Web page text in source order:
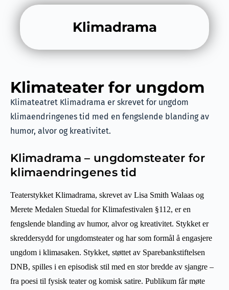
Klimadrama
Klimateater for ungdom
Klimateatret Klimadrama er skrevet for ungdom
klimaendringenes tid med en fengslende blanding av
humor, alvor og kreativitet.
Klimadrama – ungdomsteater for
klimaendringenes tid
Teaterstykket Klimadrama, skrevet av Lisa Smith Walaas og
Merete Medalen Stuedal for Klimafestivalen §112, er en
fengslende blanding av humor, alvor og kreativitet. Stykket er
skreddersydd for ungdomsteater og har som formål å engasjere
ungdom i klimasaken. Stykket, støttet av Sparebankstiftelsen
DNB, spilles i en episodisk stil med en stor bredde av sjangre –
fra poesi til fysisk teater og komisk satire. Publikum får møte